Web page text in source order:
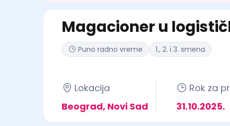
Magacioner u
Lokacija
Beograd, Novi Sad
Rok za
31.10.2025.
Puno radno vreme 1., 2. i 3. smena